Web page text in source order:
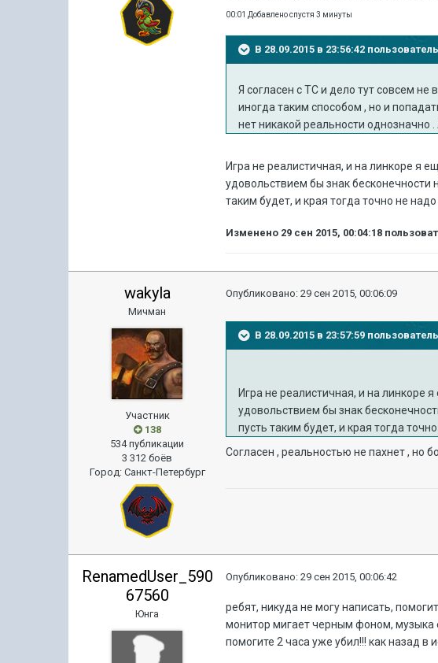
00:01 Добавлено спустя 3 минуты
В 28.09.2015 в 23:56:42
Я согласен с ТС и дело тут совсем не
иногда таким способом , но и
нет никакой реальности однозначно
Игра не реалистичная, и на линкоре я
удовольствием бы знак бесконечности
таким будет, и края тогда точно не
Изменено 29 сен 2015, 00:04:18
wakyla
Мичман
Участник
138
534 публикации
3 312 боёв
Город: Санкт-Петербург
Опубликовано:29 сен 2015, 00:06:09
В 28.09.2015 в 23:57:59
Игра не реалистичная, и на линкоре
удовольствием бы знак
пусть таким будет, и края тогда
Согласен , реальностью не пахнет , но
RenamedUser_590
67560
Юнга
Опубликовано:29 сен 2015, 00:06:42
ребят, никуда не могу написать,
монитор мигает черным фоном, музыка
помогите 2 часа уже убил!!! как назад в